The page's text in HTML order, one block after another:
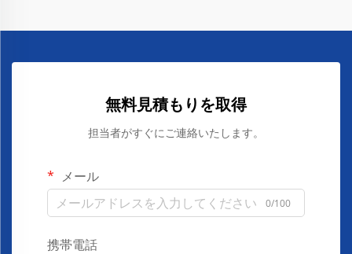
無料見積もりを取得
担当者がすぐにご連絡いたします。
メール
0/100
携帯電話